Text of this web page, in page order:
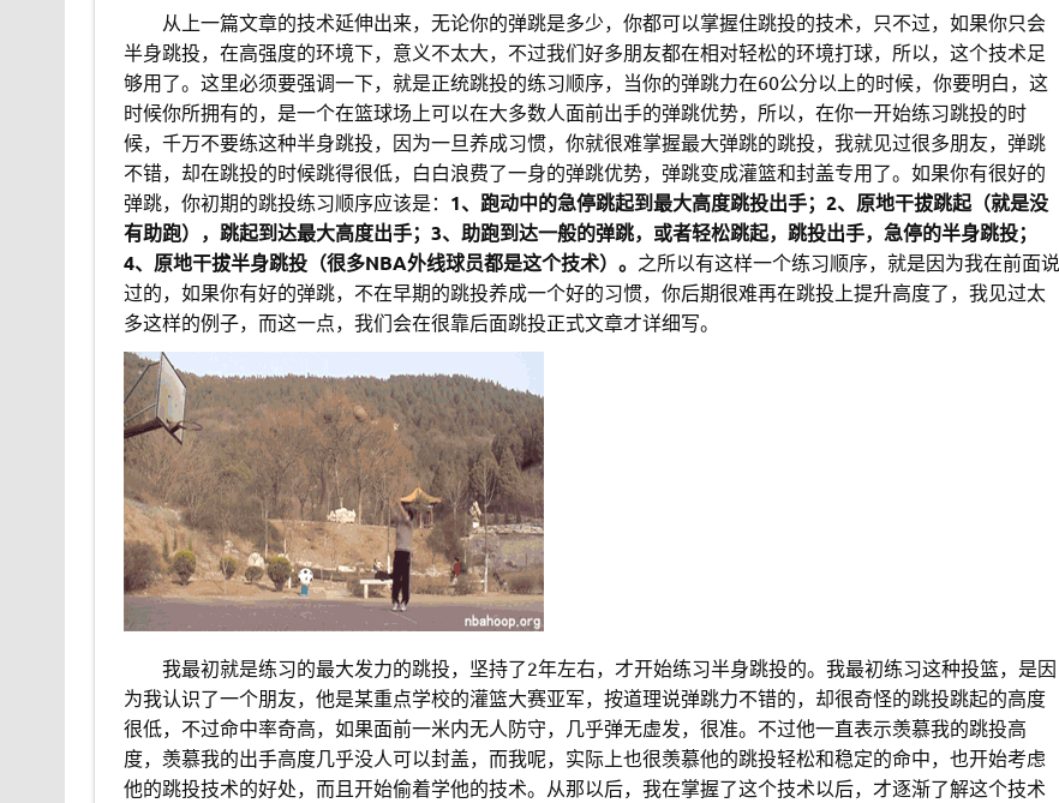
从上一篇文章的技术延伸出来，无论你的弹跳是多少，你都可以掌握住跳投的技术，只不过，如果你只会
半身跳投，在高强度的环境下，意义不太大，不过我们好多朋友都在相对轻松的环境打球，所以，这个技术足
够用了。这里必须要强调一下，就是正统跳投的练习顺序，当你的弹跳力在60公分以上的时候，你要明白，这
时候你所拥有的，是一个在篮球场上可以在大多数人面前出手的弹跳优势，所以，在你一开始练习跳投的时
候，千万不要练这种半身跳投，因为一旦养成习惯，你就很难掌握最大弹跳的跳投，我就见过很多朋友，弹跳
不错，却在跳投的时候跳得很低，白白浪费了一身的弹跳优势，弹跳变成灌篮和封盖专用了。如果你有很好的
弹跳，你初期的跳投练习顺序应该是： 1、跑动中的急停跳起到最大高度跳投出手；2、原地干拔跳起（就是没
有助跑），跳起到达最大高度出手；3、助跑到达一般的弹跳，或者轻松跳起，跳投出手，急停的半身跳投；
4、原地干拔半身跳投（很多NBA外线球员都是这个技术）。 之所以有这样一个练习顺序，就是因为我在前面说
过的，如果你有好的弹跳，不在早期的跳投养成一个好的习惯，你后期很难再在跳投上提升高度了，我见过太
多这样的例子，而这一点，我们会在很靠后面跳投正式文章才详细写。
我最初就是练习的最大发力的跳投，坚持了2年左右，才开始练习半身跳投的。我最初练习这种投篮，是因
为我认识了一个朋友，他是某重点学校的灌篮大赛亚军，按道理说弹跳力不错的，却很奇怪的跳投跳起的高度
很低，不过命中率奇高，如果面前一米内无人防守，几乎弹无虚发，很准。不过他一直表示羡慕我的跳投高
度，羡慕我的出手高度几乎没人可以封盖，而我呢，实际上也很羡慕他的跳投轻松和稳定的命中，也开始考虑
他的跳投技术的好处，而且开始偷着学他的技术。从那以后，我在掌握了这个技术以后，才逐渐了解这个技术